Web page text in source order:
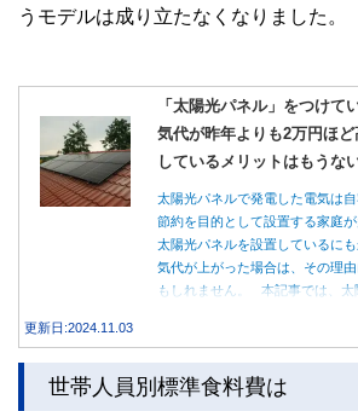
うモデルは成り立たなくなりました。
「太陽光パネル」をつけて
気代が昨年よりも2万円ほ
しているメリットはもうな
太陽光パネルで発電した電気は
節約を目的として設置する家庭
太陽光パネルを設置しているに
気代が上がった場合は、その理
もしれません。 本記事では、太
更新日:2024.11.03
世帯人員別標準食料費は